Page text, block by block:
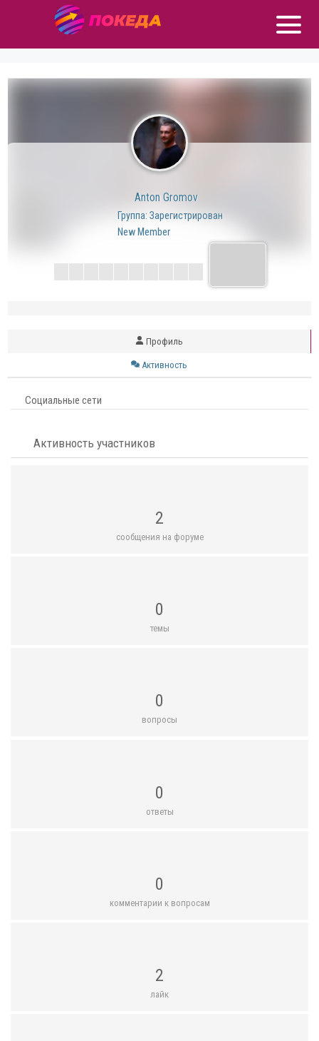
Anton Gromov
Группа: Зарегистрирован
New Member
Профиль
Активность
Социальные сети
Активность участников
2
сообщения на форуме
0
темы
0
вопросы
0
ответы
0
комментарии к вопросам
2
лайк